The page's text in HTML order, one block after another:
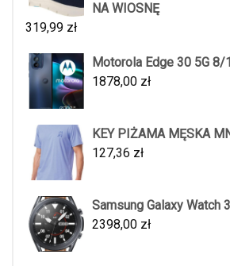
NA WIOSNĘ
319,99 zł
Motorola Edge 30 5G 8/
1878,00 zł
KEY PIŻAMA MĘSKA
127,36 zł
Samsung Galaxy Watch 3
2398,00 zł